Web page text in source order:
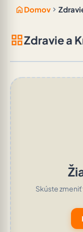
home Domov chevron_right
grid_viewZdravie a
Skúste